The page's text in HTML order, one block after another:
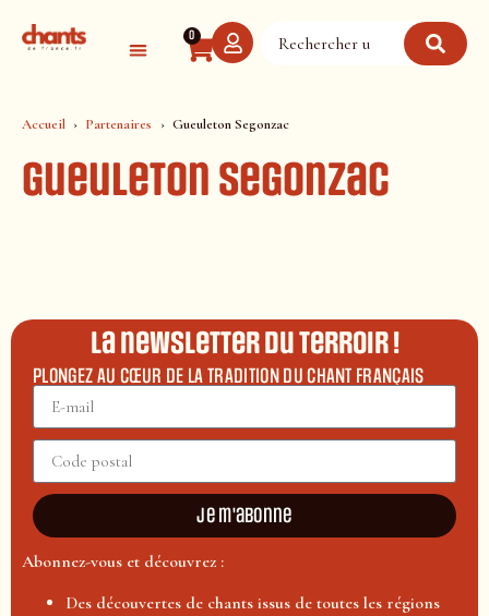
0
Accueil Partenaires Gueuleton Segonzac
Gueuleton Segonzac
La newsletter du terroir !
PLONGEZ AU CŒUR DE LA TRADITION DU CHANT FRANÇAIS
Je m'abonne
Abonnez-vous et découvrez :
Des découvertes de chants issus de toutes les régions